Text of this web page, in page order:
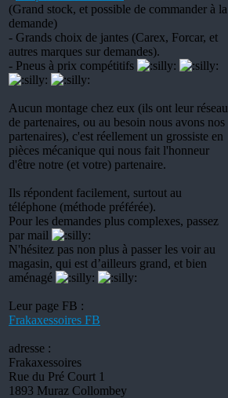
(Grand stock, et possible de commander à la
demande)
- Grands choix de jantes (Carex, Forcar, et
autres marques sur demandes).
- Pneus à prix compétitifs
Aucun montage chez eux (ils ont leur réseau
de partenaires, ou au besoin nous avons nos
partenaires), c'est réellement un grossiste en
pièces mécanique qui nous fait l'honneur
d'être notre (et votre) partenaire.
Ils répondent facilement, surtout au
téléphone (méthode préférée).
Pour les demandes plus complexes, passez
par mail
N'hésitez pas non plus à passer les voir au
magasin, qui est d’ailleurs grand, et bien
aménagé
Leur page FB :
Frakaxessoires FB
adresse :
Frakaxessoires
Rue du Pré Court 1
1893 Muraz Collombey